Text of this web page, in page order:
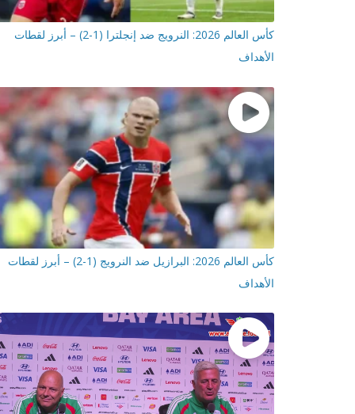
كأس العالم 2026: النرويج ضد إنجلترا (1-2) – أبرز لقطات
الأهداف
كأس العالم 2026: البرازيل ضد النرويج (1-2) – أبرز لقطات
الأهداف